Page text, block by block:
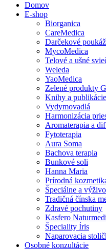
Domov
E-shop
Biorganica
CareMedica
Darčekové
MycoMedica
Telové a ušné
Weleda
YaoMedica
Zelené produkty
Knihy a publikácie
Vydymovadlá
Harmonizácia
Aromaterapia a
Fytoterapia
Aura Soma
Bachova terapia
Bunkové soli
Hanna Maria
Prírodná
Špeciálne a
Tradičná čínska
Zdravé pochutiny
Kasfero
Špeciality Íris
Naparovacia
Osobné konzultácie